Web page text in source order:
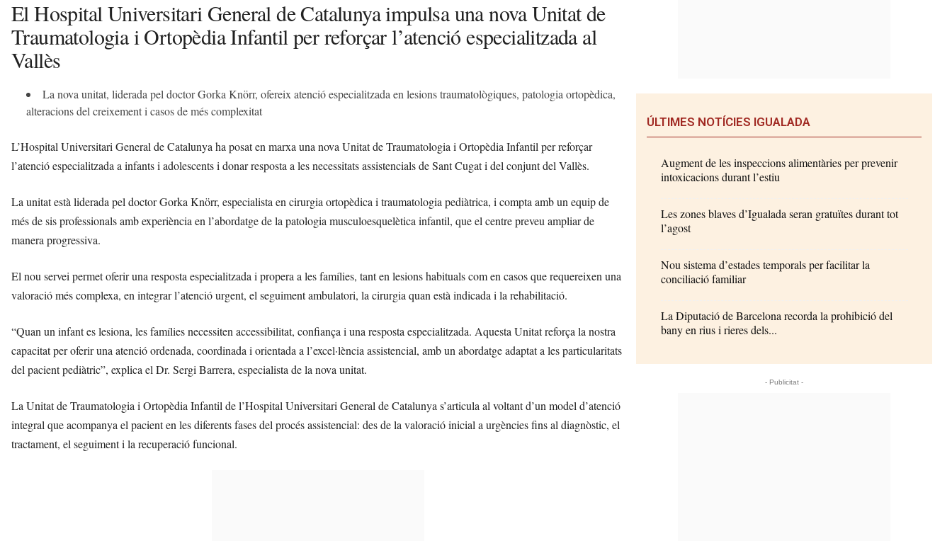
El Hospital Universitari General de Catalunya impulsa una nova Unitat de
Traumatologia i Ortopèdia Infantil per reforçar l’atenció especialitzada al
Vallès
La nova unitat, liderada pel doctor Gorka Knörr, ofereix atenció especialitzada en lesions traumatològiques, patologia ortopèdica,
alteracions del creixement i casos de més complexitat
L’Hospital Universitari General de Catalunya ha posat en marxa una nova Unitat de Traumatologia i Ortopèdia Infantil per reforçar
l’atenció especialitzada a infants i adolescents i donar resposta a les necessitats assistencials de Sant Cugat i del conjunt del Vallès.
La unitat està liderada pel doctor Gorka Knörr, especialista en cirurgia ortopèdica i traumatologia pediàtrica, i compta amb un equip de
més de sis professionals amb experiència en l’abordatge de la patologia musculoesquelètica infantil, que el centre preveu ampliar de
manera progressiva.
El nou servei permet oferir una resposta especialitzada i propera a les famílies, tant en lesions habituals com en casos que requereixen una
valoració més complexa, en integrar l’atenció urgent, el seguiment ambulatori, la cirurgia quan està indicada i la rehabilitació.
“Quan un infant es lesiona, les famílies necessiten accessibilitat, confiança i una resposta especialitzada. Aquesta Unitat reforça la nostra
capacitat per oferir una atenció ordenada, coordinada i orientada a l’excel·lència assistencial, amb un abordatge adaptat a les particularitats
del pacient pediàtric”, explica el Dr. Sergi Barrera, especialista de la nova unitat.
La Unitat de Traumatologia i Ortopèdia Infantil de l’Hospital Universitari General de Catalunya s’articula al voltant d’un model d’atenció
integral que acompanya el pacient en les diferents fases del procés assistencial: des de la valoració inicial a urgències fins al diagnòstic, el
tractament, el seguiment i la recuperació funcional.
ÚLTIMES NOTÍCIES IGUALADA
Augment de les inspeccions alimentàries per prevenir
intoxicacions durant l’estiu
Les zones blaves d’Igualada seran gratuïtes durant tot
l’agost
Nou sistema d’estades temporals per facilitar la
conciliació familiar
La Diputació de Barcelona recorda la prohibició del
bany en rius i rieres dels...
- Publicitat -